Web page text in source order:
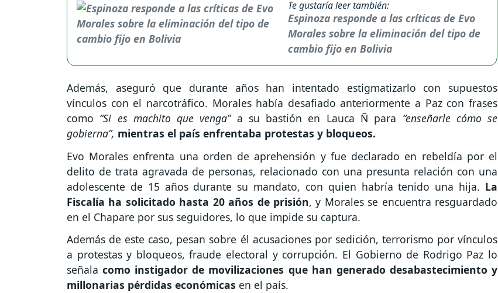
Te gustaría leer también:
Espinoza responde a las críticas de Evo
Morales sobre la eliminación del tipo de
cambio fijo en Bolivia
Además, aseguró que durante años han intentado estigmatizarlo con supuestos
vínculos con el narcotráfico. Morales había desafiado anteriormente a Paz con frases
como “Si es machito que venga”a su bastión en Lauca Ñ para “enseñarle cómo se
gobierna”, mientras el país enfrentaba protestas y bloqueos.
Evo Morales enfrenta una orden de aprehensión y fue declarado en rebeldía por el
delito de trata agravada de personas, relacionado con una presunta relación con una
adolescente de 15 años durante su mandato, con quien habría tenido una hija. La
Fiscalía ha solicitado hasta 20 años de prisión, y Morales se encuentra resguardado
en el Chapare por sus seguidores, lo que impide su captura.
Además de este caso, pesan sobre él acusaciones por sedición, terrorismo por vínculos
a protestas y bloqueos, fraude electoral y corrupción. El Gobierno de Rodrigo Paz lo
señalacomo instigador de movilizaciones que han generado desabastecimiento y
millonarias pérdidas económicas en el país.